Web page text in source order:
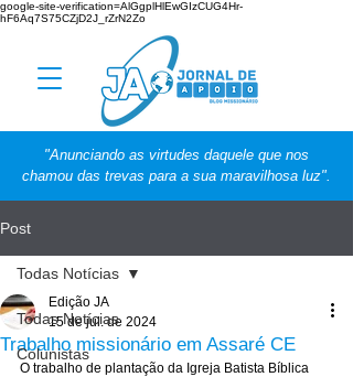
google-site-verification=AlGgplHlEwGIzCUG4Hr-
hF6Aq7S75CZjD2J_rZrN2Zo
"Anunciando as virtudes daquele que nos
chamou das trevas para a sua maravilhosa luz".
Post
Todas Notícias
Colunistas
Todas Notícias
Trabalho missionário em Assaré CE
Edição JA
15 de jul. de 2024
O trabalho de plantação da Igreja Batista Bíblica